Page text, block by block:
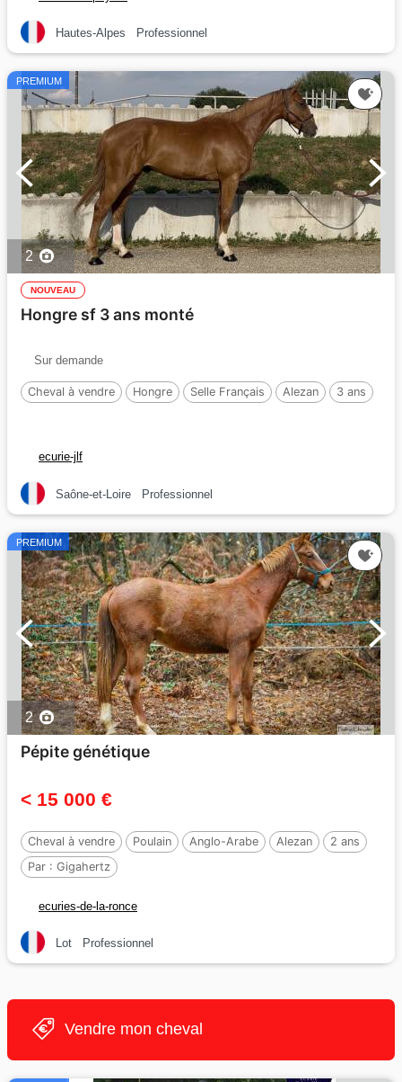
Hautes-Alpes Professionnel
PREMIUM
2
NOUVEAU
Hongre sf 3 ans monté
Sur demande
Cheval à vendre Hongre Selle Français Alezan 3 ans
ecurie-jlf
Saône-et-Loire Professionnel
PREMIUM
2
Pépite génétique
< 15 000 €
Cheval à vendre Poulain Anglo-Arabe Alezan
2 ans
Par : Gigahertz
ecuries-de-la-ronce
Lot Professionnel
Vendre mon cheval